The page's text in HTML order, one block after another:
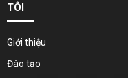
TÔI
Giới thiệu
Đào tạo